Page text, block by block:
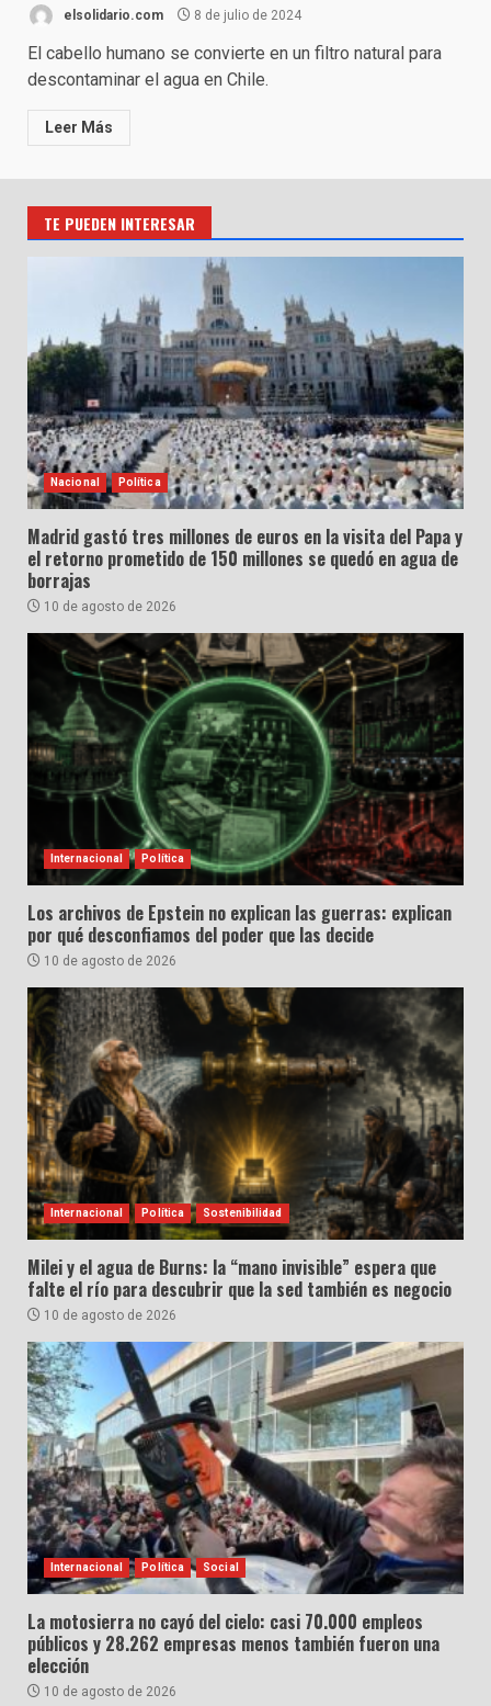
elsolidario.com 8 de julio de 2024
El cabello humano se convierte en un filtro natural para
descontaminar el agua en Chile.
Leer Más
TE PUEDEN INTERESAR
Nacional Política
Madrid gastó tres millones de euros en la visita del Papa y
el retorno prometido de 150 millones se quedó en agua de
borrajas
10 de agosto de 2026
Internacional Política
Los archivos de Epstein no explican las guerras: explican
por qué desconfiamos del poder que las decide
10 de agosto de 2026
Internacional Política Sostenibilidad
Milei y el agua de Burns: la “mano invisible” espera que
falte el río para descubrir que la sed también es negocio
10 de agosto de 2026
Internacional Política Social
La motosierra no cayó del cielo: casi 70.000 empleos
públicos y 28.262 empresas menos también fueron una
elección
10 de agosto de 2026